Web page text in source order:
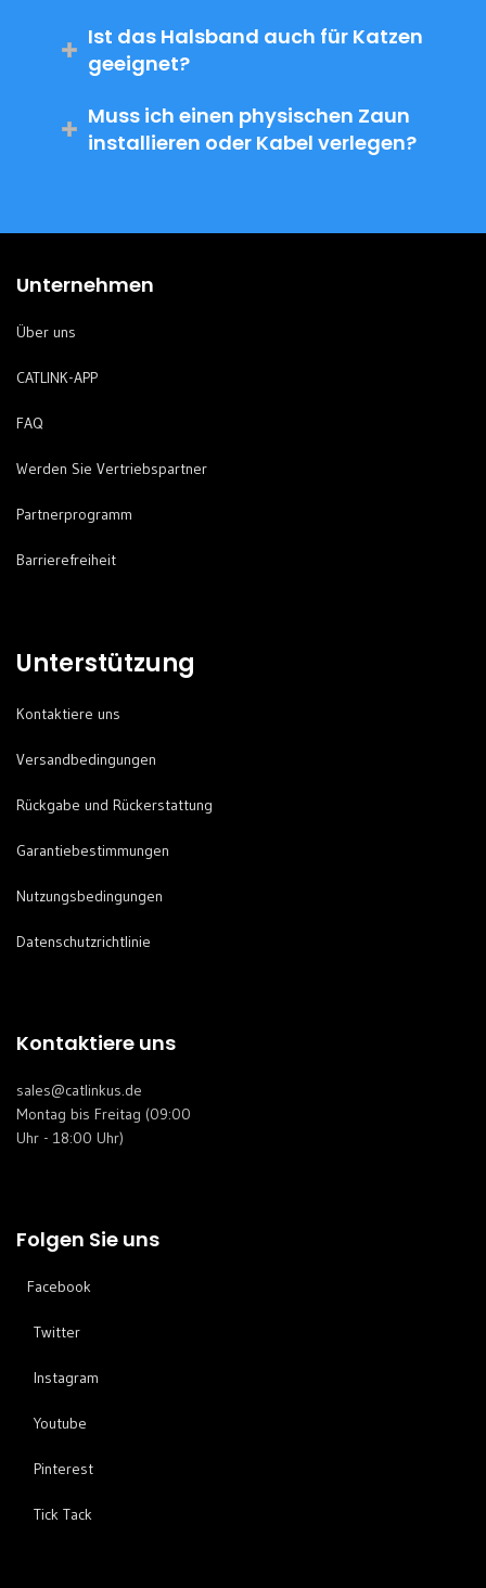
Ist das Halsband auch für Katzen
geeignet?
Muss ich einen physischen Zaun
installieren oder Kabel verlegen?
Unternehmen
Über uns
CATLINK-APP
FAQ
Werden Sie Vertriebspartner
Partnerprogramm
Barrierefreiheit
Unterstützung
Kontaktiere uns
Versandbedingungen
Rückgabe und Rückerstattung
Garantiebestimmungen
Nutzungsbedingungen
Datenschutzrichtlinie
Kontaktiere uns
sales@catlinkus.de
Montag bis Freitag (09:00
Uhr - 18:00 Uhr)
Folgen Sie uns
Facebook
Twitter
Instagram
Youtube
Pinterest
Tick ​​Tack